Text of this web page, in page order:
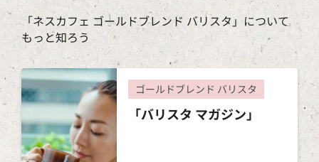
「ネスカフェ ゴールドブレンド バリスタ」について
もっと知ろう
ゴールドブレンド バリスタ
「バリスタ マガジン」